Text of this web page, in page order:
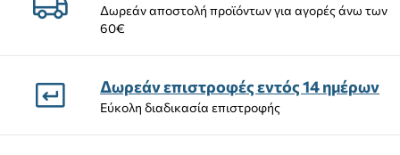
Δωρεάν αποστολή προϊόντων για αγορές άνω των
60€
Δωρεάν επιστροφές εντός 14 ημέρων
Εύκολη διαδικασία επιστροφής